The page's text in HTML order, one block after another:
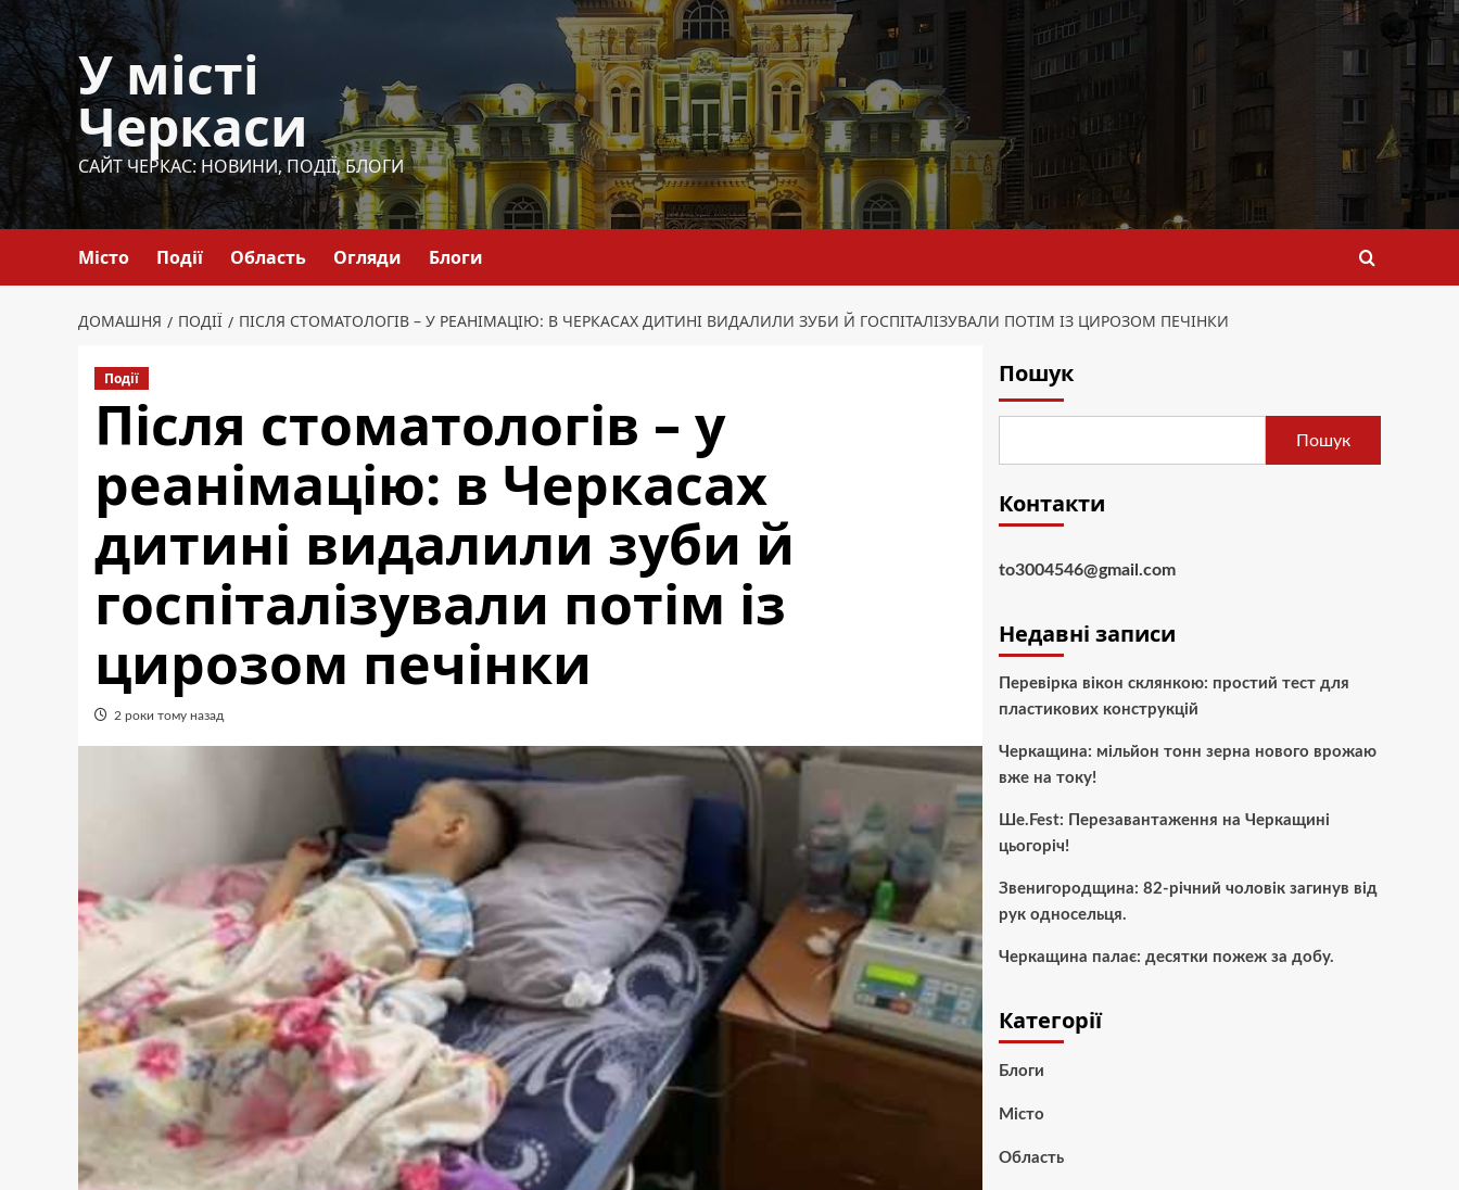
Перейти
до
вмісту
У місті
Черкаси
САЙТ ЧЕРКАС: НОВИНИ, ПОДІЇ, БЛОГИ
Місто Події Область Огляди Блоги
ДОМАШНЯ ПОДІЇ ПІСЛЯ СТОМАТОЛОГІВ – У РЕАНІМАЦІЮ: В ЧЕРКАСАХ ДИТИНІ ВИДАЛИЛИ ЗУБИ Й ГОСПІТАЛІЗУВАЛИ ПОТІМ ІЗ ЦИРОЗОМ ПЕЧІНКИ
Події
Після стоматологів – у
реанімацію: в Черкасах
дитині видалили зуби й
госпіталізували потім із
цирозом печінки
2 роки тому назад
Пошук
Пошук
Контакти
to3004546@gmail.com
Недавні записи
Перевірка вікон склянкою: простий тест для
пластикових конструкцій
Черкащина: мільйон тонн зерна нового врожаю
вже на току!
Ше.Fest: Перезавантаження на Черкащині
цьогоріч!
Звенигородщина: 82-річний чоловік загинув від
рук односельця.
Черкащина палає: десятки пожеж за добу.
Категорії
Блоги
Місто
Область